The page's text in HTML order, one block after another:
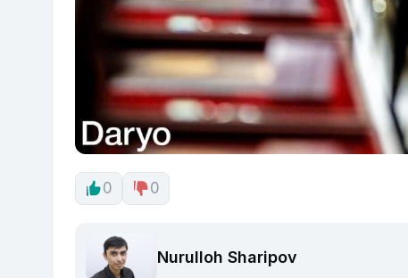
0 0
Nurulloh Sharipov